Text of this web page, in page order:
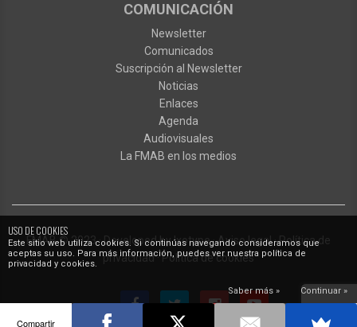
USO DE COOKIES
Este sitio web utiliza cookies. Si continúas navegando consideramos que
aceptas su uso. Para más información, puedes ver nuestra política de
privacidad y cookies.
Saber más » Continuar »
COMUNICACIÓN
Newsletter
Comunicados
Suscripción al Newsletter
Noticias
Enlaces
Agenda
Audiovisuales
La FMAB en los medios
FMAB© 2023·Developed byIxotype·Aviso legal·Política de
privacidad·Política de cookies
Compartir